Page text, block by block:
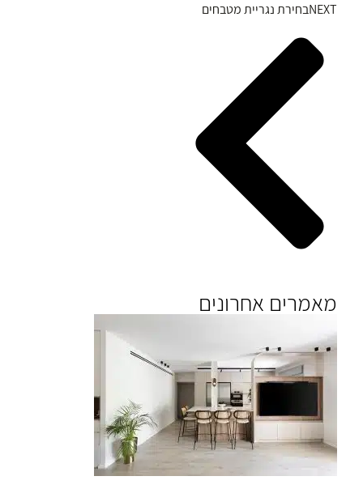
NEXTבחירת נגריית מטבחים
מאמרים אחרונים